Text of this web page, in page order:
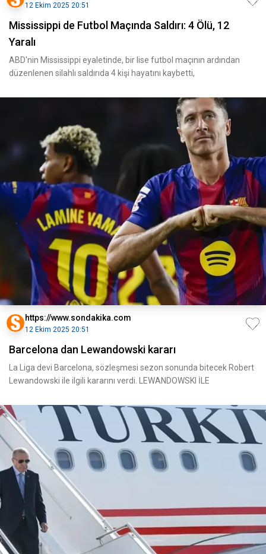
12 Ekim 2025 20:51
Mississippi de Futbol Maçında Saldırı: 4 Ölü, 12
Yaralı
ABD'nin Mississippi eyaletinde, bir lise futbol maçının ardından
düzenlenen silahlı saldırıda 4 kişi hayatını kaybetti,
https://www.sondakika.com
12 Ekim 2025 20:51
Barcelona dan Lewandowski kararı
La Liga devi Barcelona, sözleşmesi sezon sonunda bitecek Robert
Lewandowski ile ilgili kararını verdi. LEWANDOWSKI İLE